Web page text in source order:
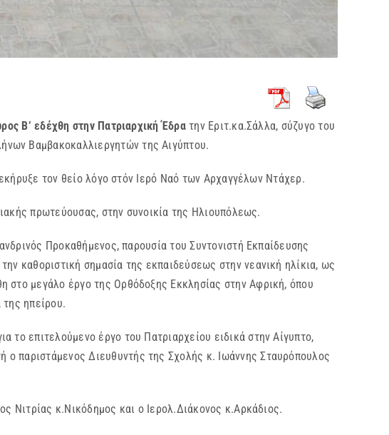
Β’ εδέχθη στην Πατριαρχική Έδρατην Εριτ.κα.Σάλλα, σύζυγο του
Βαμβακοκαλλιεργητών της Αιγύπτου.
τον θείο λόγο στόν Ιερό Ναό των Αρχαγγέλων Ντάχερ.
πρωτεύουσας, στην συνοικία της Ηλιουπόλεως.
Προκαθήμενος, παρουσία του Συντονιστή Εκπαίδευσης
καθοριστική σημασία της εκπαιδεύσεως στην νεανική ηλίκια, ως
στο μεγάλο έργο της Ορθόδοξης Εκκλησίας στην Αφρική, όπου
της ηπείρου.
το επιτελούμενο έργο του Πατριαρχείου ειδικά στην Αίγυπτο,
ο παριστάμενος Διευθυντής της Σχολής κ. Ιωάννης Σταυρόπουλος
κ.Νικόδημος και ο Ιερολ.Διάκονος κ.Αρκάδιος.